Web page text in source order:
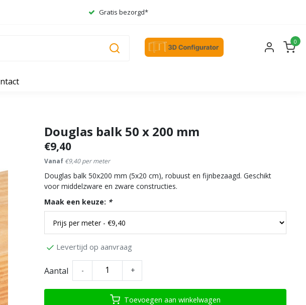
Gratis bezorgd*
0
Douglas balk 50 x 200 mm
€9,40
Vanaf €9,40 per meter
Douglas balk 50x200 mm (5x20 cm), robuust en fijnbezaagd. Geschikt
voor middelzware en zware constructies.
Maak een keuze: *
Levertijd op aanvraag
Aantal - +
Toevoegen aan winkelwagen